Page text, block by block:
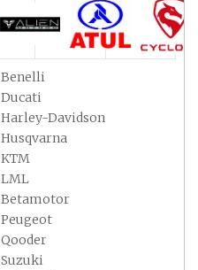
Benelli
Ducati
Harley-Davidson
Husqvarna
KTM
LML
Betamotor
Peugeot
Qooder
Suzuki